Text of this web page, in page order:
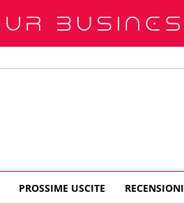
PROSSIME USCITE RECENSIONI